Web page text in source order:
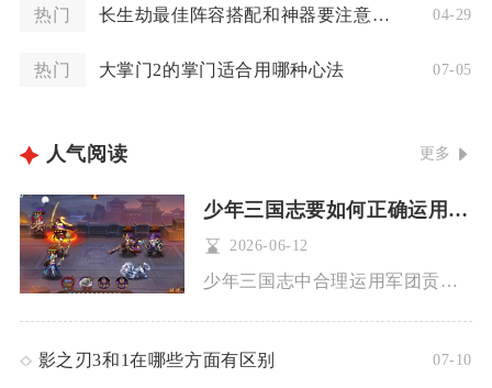
热门 长生劫最佳阵容搭配和神器要注意哪些因素 04-29
热门 大掌门2的掌门适合用哪种心法 07-05
人气阅读 更多
少年三国志要如何正确运用贡献这一要素
2026-06-12
少年三国志中合理运用军团贡献，核心在于按需兑换、优先刚需资源...
影之刃3和1在哪些方面有区别 07-10